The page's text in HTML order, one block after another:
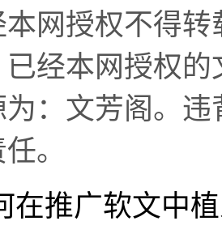
本网授权不得
经本网授权
：文芳阁。
。
在推广软文中